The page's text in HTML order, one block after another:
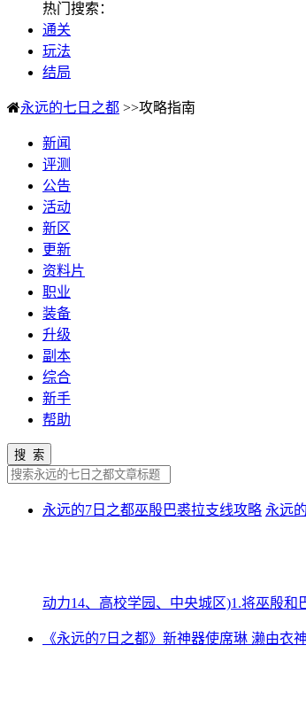
热门搜索：
通关
玩法
结局
永远的七日之都 >>攻略指南
新闻
评测
公告
活动
新区
更新
资料片
职业
装备
升级
副本
综合
新手
帮助
搜 索
永远的7日之都巫殷巴裘拉支线攻略 永远
动力14、高校学园、中央城区)1.将巫殷和
《永远的7日之都》新神器使席琳 濑由衣